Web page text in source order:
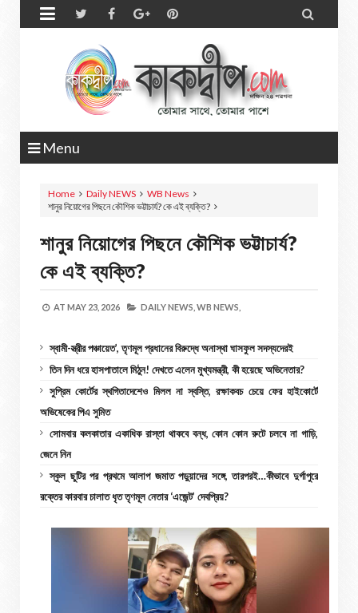
 
Menu
Home Daily NEWS
WB News
শানুর নিয়োগের পিছনে কৌশিক ভট্টাচার্য? কে এই ব্যক্তি?
শানুর নিয়োগের পিছনে কৌশিক ভট্টাচার্য?
কে এই ব্যক্তি?
AT MAY 23, 2026 DAILY NEWS, WB NEWS,
স্বামী-স্ত্রীর পঞ্চায়েত’, তৃণমূল প্রধানের বিরুদ্ধে অনাস্থা ঘাসফুল সদস্যদেরই
তিন দিন ধরে হাসপাতালে মিঠুন! দেখতে এলেন মুখ্যমন্ত্রী, কী হয়েছে অভিনেতার?
সুপ্রিম কোর্টের স্থগিতাদেশেও মিলল না স্বস্তি, রক্ষাকবচ চেয়ে ফের হাইকোর্টে
অভিষেকের পিএ সুমিত
সোমবার কলকাতার একাধিক রাস্তা থাকবে বন্ধ, কোন কোন রুটে চলবে না গাড়ি,
জেনে নিন
স্কুল ছুটির পর প্রথমে আলাপ জমাত পড়ুয়াদের সঙ্গে, তারপরই…কীভাবে দুর্গাপুরে
রক্তের কারবার চালাত ধৃত তৃণমূল নেতার ‘এজেন্ট’ দেবপ্রিয়?